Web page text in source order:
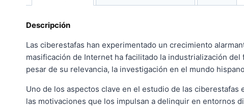
Descripción
Las ciberestafas han experimentado un crecimiento
masificación de Internet ha facilitado la industrialización
pesar de su relevancia, la investigación en el mundo
Uno de los aspectos clave en el estudio de las
las motivaciones que los impulsan a delinquir en entornos